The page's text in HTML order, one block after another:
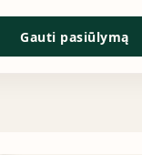
Gauti pasiūlymą